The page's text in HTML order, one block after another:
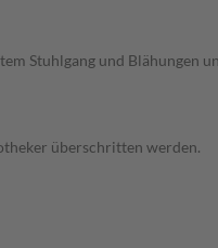
Stuhlgang und Blähungen
überschritten werden.